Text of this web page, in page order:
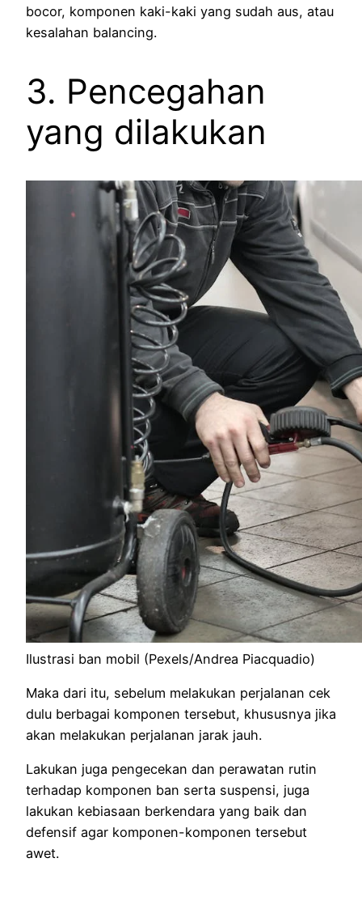
bocor, komponen kaki-kaki yang sudah aus, atau
kesalahan balancing.
3. Pencegahan
yang dilakukan
Ilustrasi ban mobil (Pexels/Andrea Piacquadio)
Maka dari itu, sebelum melakukan perjalanan cek
dulu berbagai komponen tersebut, khususnya jika
akan melakukan perjalanan jarak jauh.
Lakukan juga pengecekan dan perawatan rutin
terhadap komponen ban serta suspensi, juga
lakukan kebiasaan berkendara yang baik dan
defensif agar komponen-komponen tersebut
awet.